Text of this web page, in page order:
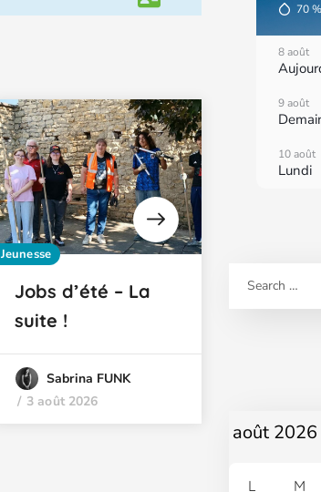
Jeunesse
Jobs d’été – La
suite !
Sabrina FUNK
3 août 2026
dans
70%
8 août
9 août
10 août
Lundi
13 août
L M